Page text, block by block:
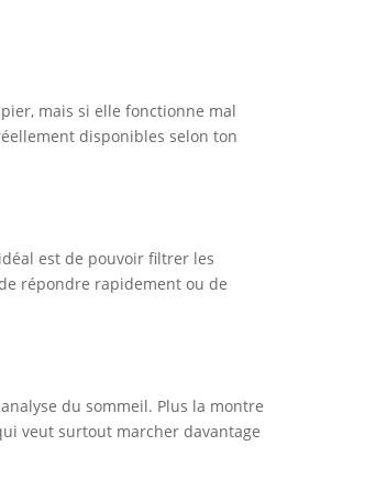
mais si elle fonctionne mal
disponibles selon ton
est de pouvoir filtrer les
répondre rapidement ou de
du sommeil. Plus la montre
veut surtout marcher davantage